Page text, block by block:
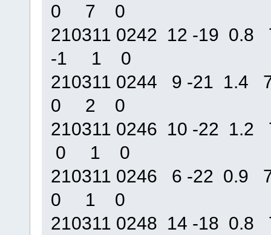
0 7 0
210311 0242 12 -19
-1 1 0
210311 0244 9 -21
0 2 0
210311 0246 10 -22
0 1 0
210311 0246 6 -22
0 1 0
210311 0248 14 -18